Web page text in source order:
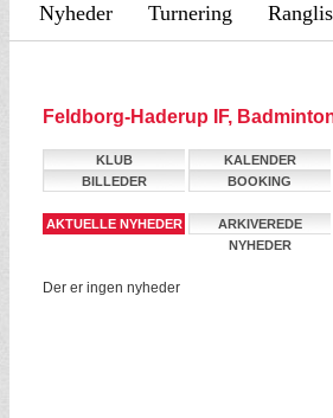
Nyheder Turnering
Feldborg-Haderup IF,
KLUB
KALENDER
BILLEDER
BOOKING
AKTUELLE NYHEDER
ARKIVEREDE
NYHEDER
Der er ingen nyheder